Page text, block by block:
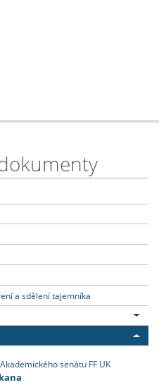
a sdělení tajemníka
senátu FF UK